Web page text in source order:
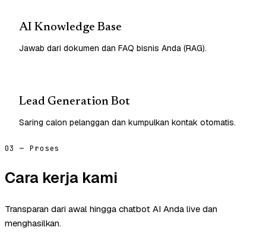
AI Knowledge Base
Jawab dari dokumen dan FAQ bisnis Anda (RAG).
Lead Generation Bot
Saring calon pelanggan dan kumpulkan kontak otomatis.
03 — Proses
Cara kerja kami
Transparan dari awal hingga chatbot AI Anda live dan
menghasilkan.